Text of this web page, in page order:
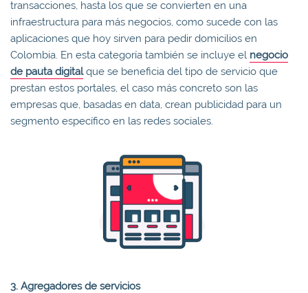
transacciones, hasta los que se convierten en una
infraestructura para más negocios, como sucede con las
aplicaciones que hoy sirven para pedir domicilios en
Colombia. En esta categoría también se incluye el negocio
de pauta digitalque se beneficia del tipo de servicio que
prestan estos portales, el caso más concreto son las
empresas que, basadas en data, crean publicidad para un
segmento específico en las redes sociales.
3. Agregadores de servicios